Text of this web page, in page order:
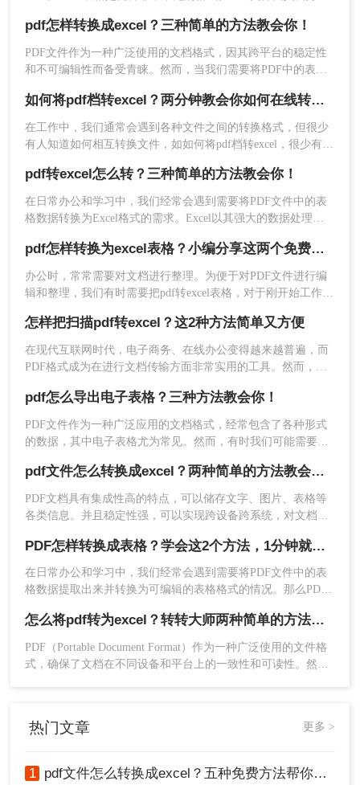
2、上传PDF文件。
3、点击开始转换，如果你的PDF有密码保护可先到
pdf密码解除 去掉密码再来转换哦。
需要注意：由于在线工具的处理能力有限，对于较
太理想。
三、使用OCR技术识别PDF中的表格
如果PDF文件中的表格是以图片形式存在的，或者
表格结构较为复杂，传统的转换方法可能无法准确
提取表格数据。此时，我们可以使用OCR（Optical
别PDF中的表格。OCR技术可以将图片中的文字转
取。
一些专业的OCR软件或在线工具提供了PDF转Excel
的功能。使用这些工具时，需要选择具有OCR功能
OCR技术的识别精度受到多种因素的影响（如图片
质量、字体样式等），因此在使用OCR技术识别
PDF中的表格时，可能需要进行一些后续编辑和调
四、注意事项
件没有受到加密或保护限制，否则可能无法成
表格则因其强大的数据处理能力而受到广泛青睐。然而，有时
我们可能需要将PDF文件中的表格数据转换为Excel表格以便进
一步编辑和分析。那么怎样把pdf转excel表格呢？本文将介绍几
pdf怎样转换成excel？三种简单的方法教会你！
PDF文件作为一种广泛使用的文档格式，因其跨平台的稳定性
和不可编辑性而备受青睐。然而，当我们需要将PDF中的表格
换方法。那么PDF怎样转换成Excel呢？本文将介绍三种PDF转
Excel的转换方法，帮助您轻松实现数据格式的转换。
如何将pdf档转excel？两分钟教会你如何在线转换！
在工作中，我们通常会遇到各种文件之间的转换格式，但很少
有人知道如何相互转换文件，如如何将pdf档转excel，很少有人
快速转换的方法。
pdf转excel怎么转？三种简单的方法教会你！
在日常办公和学习中，我们经常会遇到需要将PDF文件中的表
格数据转换为Excel格式的需求。Excel以其强大的数据处理和
由于PDF文件的特殊性质，直接转换可能并不总是那么简单。
那么PDF转excel怎么转呢？本文将介绍几种简单高效的PDF转
Excel的方法，帮助您轻松完成文件转换。
pdf怎样转换为excel表格？小编分享这两个免费方法！
办公时，常常需要对文档进行整理。为便于对PDF文件进行编
辑和整理，我们有时需要把pdf转excel表格，对于刚开始工作的
分享pdf怎样转换为excel表格。对于PDF转Excel有许多方法，
下面一起看看吧。
怎样把扫描pdf转excel？这2种方法简单又方便
在现代互联网时代，电子商务、在线办公变得越来越普遍，而
PDF格式成为在进行文档传输方面非常实用的工具。然而，
PDF这种格式进行转换的过程中的需求是否能够更好地处理也
成为了一个重要的问题，下面一起看看怎样把扫描pdf转excel
吧。
pdf怎么导出电子表格？三种方法教会你！
PDF文件作为一种广泛应用的文档格式，经常包含了各种形式
的数据，其中电子表格尤为常见。然而，有时我们可能需要将
辑、分析或共享。那么pdf怎么导出电子表格呢？本文将介绍三
种方法，帮助您从PDF中导出电子表格。
pdf文件怎么转换成excel？两种简单的方法教会你！
PDF文档具有集成性高的特点，可以储存文字、图片、表格等
各类信息。并且稳定性强，可以实现跨设备跨系统，对文档内
PDF怎样转换成表格？学会这2个方法，1分钟就能实现转换
在日常办公和学习中，我们经常会遇到需要将PDF文件中的表
格数据提取出来并转换为可编辑的表格格式的情况。那么PDF
方法，帮助您轻松实现数据提取和格式转换。
怎么将pdf转为excel？转转大师两种简单的方法教会你！
PDF（Portable Document Format）作为一种广泛使用的文件格
式，确保了文档在不同设备和平台上的一致性和可读性。然
据。那么怎么将pdf转为excel呢？本文将介绍几种将PDF转为
热门文章 更多 >
1 pdf文件怎么转换成excel？五种免费方法帮你解决！